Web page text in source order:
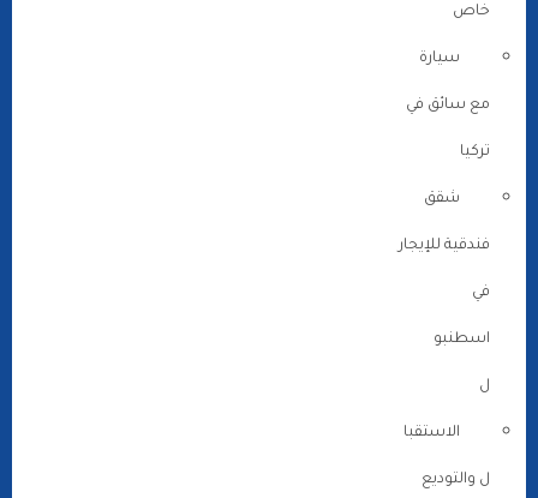
خاص
سيارة
مع سائق في
تركيا
شقق
فندقية للإيجار
في
اسطنبو
ل
الاستقبا
ل والتوديع